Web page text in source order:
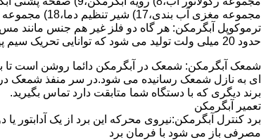
مجموعه مغزی آب بندی،17) شیر تنظیم دما،18) مجموعه دیافگرام و میل سوپاپ آب 19) ترموکوپل و … که ما برای تعمیر آبگرمکن باید به نمایندگی های مجاز همان برند تماس حاصل فرمایید.
ترموکوپل آبگرمکن: هر گاه دو فلز غیر هم جنس مانند
حدود 20 میلی ولت تولید می شود که توانایی تحریک سیم پیچ و باز کردن شیر مغناطیسی وسایل گاز سوز را در مدت 20 ثانیه دارد.
شمعک آبگرمکن: شمعک در آبگرمکن دائما روشن است تا
ای به نازل شمعک رسانیده می شود.در سر منفذ شمعک در
برند دیگری که با دستگاه شما متابقت دارد تماس بگیرید.
تعمیر آبگرمکن
مصرفی باز می شود با فرمان برد